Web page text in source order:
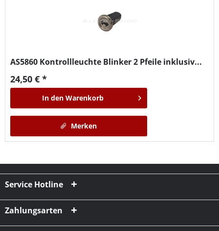
AS5860 Kontrollleuchte Blinker 2 Pfeile inklusiv...
24,50 € *
In den Warenkorb
Merken
Service Hotline
Zahlungsarten